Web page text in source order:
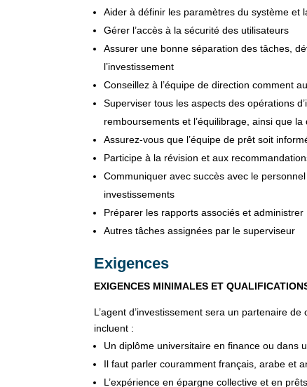
Aider à définir les paramètres du système et
Gérer l’accès à la sécurité des utilisateurs
Assurer une bonne séparation des tâches,
l’investissement
Conseillez à l’équipe de direction comment
Superviser tous les aspects des opérations
remboursements et l’équilibrage, ainsi que
Assurez-vous que l’équipe de prêt soit
Participe à la révision et aux
Communiquer avec succès avec le
investissements
Préparer les rapports associés et administrer
Autres tâches assignées par le superviseur
Exigences
EXIGENCES MINIMALES ET
L’agent d’investissement sera un partenaire
incluent :
Un diplôme universitaire en finance ou dans
Il faut parler couramment français, arabe et
L’expérience en épargne collective et en